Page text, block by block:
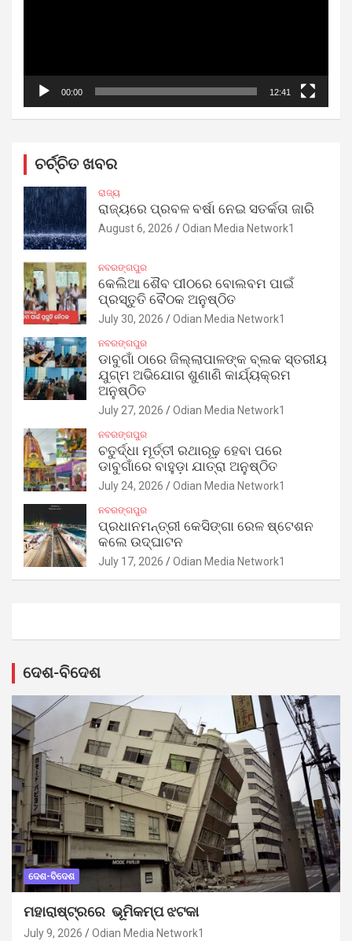
00:00 12:41
ଚର୍ଚ୍ଚିତ ଖବର
ରାଜ୍ୟ
ରାଜ୍ୟରେ ପ୍ରବଳ ବର୍ଷା ନେଇ ସତର୍କତା ଜାରି
August 6, 2026 Odian Media Network1
ନବରଙ୍ଗପୁର
କେଲିଆ ଶୈବ ପୀଠରେ ବୋଲବମ ପାଇଁ
ପ୍ରସ୍ତୁତି ବୈଠକ ଅନୁଷ୍ଠିତ
July 30, 2026 Odian Media Network1
ନବରଙ୍ଗପୁର
ଡାବୁଗାଁ ଠାରେ ଜିଲ୍ଲାପାଳଙ୍କ ବ୍ଲକ ସ୍ତରୀୟ
ଯୁଗ୍ମ ଅଭିଯୋଗ ଶୁଣାଣି କାର୍ଯ୍ୟକ୍ରମ
ଅନୁଷ୍ଠିତ
July 27, 2026 Odian Media Network1
ନବରଙ୍ଗପୁର
ଚତୁର୍ଦ୍ଧା ମୂର୍ତ୍ତୀ ରଥାରୂଢ଼ ହେବା ପରେ
ଡାବୁଗାଁରେ ବାହୁଡ଼ା ଯାତ୍ରା ଅନୁଷ୍ଠିତ
July 24, 2026 Odian Media Network1
ନବରଙ୍ଗପୁର
ପ୍ରଧାନମନ୍ତ୍ରୀ କେସିଙ୍ଗା ରେଳ ଷ୍ଟେଶନ
କଲେ ଉଦ୍‌ଘାଟନ
July 17, 2026 Odian Media Network1
ଦେଶ-ବିଦେଶ
ଦେଶ-ବିଦେଶ
ମହାରାଷ୍ଟ୍ରରେ ଭୂମିକମ୍ପ ଝଟକା
July 9, 2026 Odian Media Network1